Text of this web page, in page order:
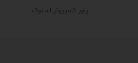
پاور کامپیوتر استوک